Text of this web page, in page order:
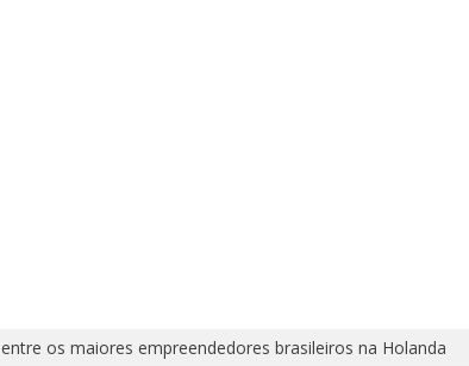
os maiores empreendedores brasileiros na Holanda